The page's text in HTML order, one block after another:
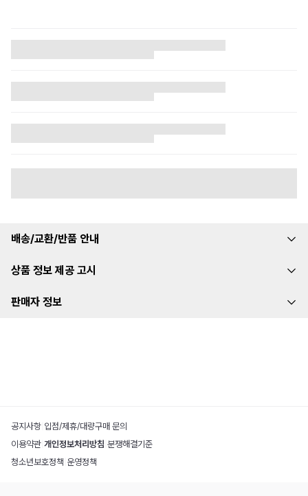
배송/교환/반품 안내
상품 정보 제공 고시
판매자 정보
공지사항 입점/제휴/대량구매 문의
이용약관 개인정보처리방침 분쟁해결기준
청소년보호정책 운영정책